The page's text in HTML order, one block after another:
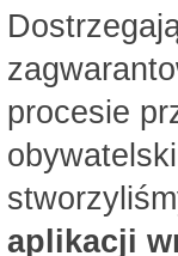
procesie
aplikacji